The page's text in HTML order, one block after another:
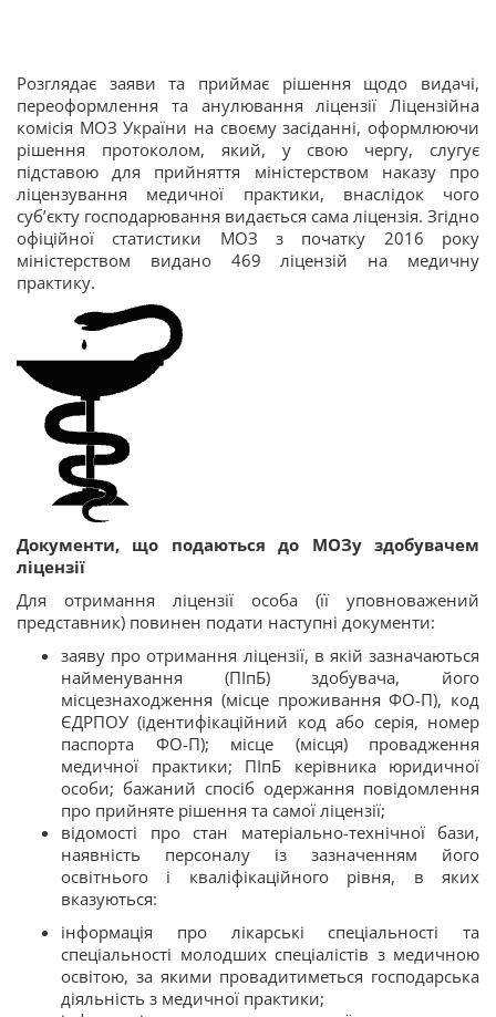
Розглядає заяви та приймає рішення щодо видачі,
переоформлення та анулювання ліцензії Ліцензійна
комісія МОЗ України на своєму засіданні, оформлюючи
рішення протоколом, який, у свою чергу, слугує
підставою для прийняття міністерством наказу про
ліцензування медичної практики, внаслідок чого
суб’єкту господарювання видається сама ліцензія. Згідно
офіційної статистики МОЗ з початку 2016 року
міністерством видано469 ліцензій на медичну
практику.
Документи, що подаються до МОЗу здобувачем
ліцензії
Для отримання ліцензії особа (її уповноважений
представник) повинен подати наступні документи:
заяву про отримання ліцензії, в якій зазначаються
найменування (ПІпБ) здобувача, його
місцезнаходження (місце проживання ФО-П), код
ЄДРПОУ (ідентифікаційний код або серія, номер
паспорта ФО-П); місце (місця) провадження
медичної практики; ПІпБ керівника юридичної
особи; бажаний спосіб одержання повідомлення
про прийняте рішення та самої ліцензії;
відомості про стан матеріально-технічної бази,
наявність персоналу із зазначенням його
освітнього і кваліфікаційного рівня, в яких
вказуються:
інформація про лікарські спеціальності та
спеціальності молодших спеціалістів з медичною
освітою, за якими провадитиметься господарська
діяльність з медичної практики;